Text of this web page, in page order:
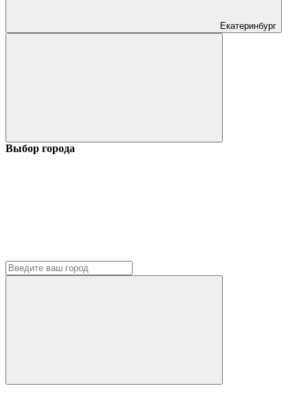
Екатеринбург
Выбор города